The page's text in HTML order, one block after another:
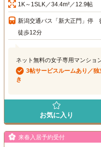
1K～1SLK／34.4m²／12.9帖
新潟交通バス「新大正門」停
徒歩12分
ネット無料の女子専用マンシ
3帖サービスルームあり／
き
お気に入り
来春入居予約受付